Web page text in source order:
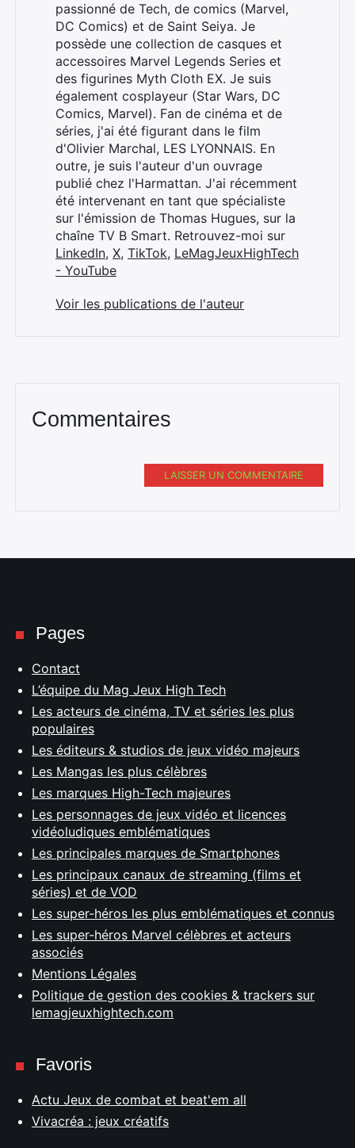
passionné de Tech, de comics (Marvel,
DC Comics) et de Saint Seiya. Je
possède une collection de casques et
accessoires Marvel Legends Series et
des figurines Myth Cloth EX. Je suis
également cosplayeur (Star Wars, DC
Comics, Marvel). Fan de cinéma et de
séries, j'ai été figurant dans le film
d'Olivier Marchal, LES LYONNAIS. En
outre, je suis l'auteur d'un ouvrage
publié chez l'Harmattan. J'ai récemment
été intervenant en tant que spécialiste
sur l'émission de Thomas Hugues, sur la
chaîne TV B Smart. Retrouvez-moi sur
LinkedIn, X, TikTok, LeMagJeuxHighTech
- YouTube
Voir les publications de l'auteur
Commentaires
LAISSER UN COMMENTAIRE
Pages
Contact
L’équipe du Mag Jeux High Tech
Les acteurs de cinéma, TV et séries les plus
populaires
Les éditeurs & studios de jeux vidéo majeurs
Les Mangas les plus célèbres
Les marques High-Tech majeures
Les personnages de jeux vidéo et licences
vidéoludiques emblématiques
Les principales marques de Smartphones
Les principaux canaux de streaming (films et
séries) et de VOD
Les super-héros les plus emblématiques et connus
Les super-héros Marvel célèbres et acteurs
associés
Mentions Légales
Politique de gestion des cookies & trackers sur
lemagjeuxhightech.com
Favoris
Actu Jeux de combat et beat'em all
Vivacréa : jeux créatifs